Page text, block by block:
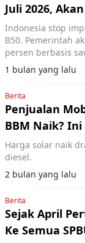
Juli 2026,
Indonesia stop
B50. Pemerintah
persen berbasis
memperkuat
1 bulan yang lalu
Berita
Penjualan
BBM Naik?
Harga solar naik
diesel.
2 bulan yang lalu
Berita
Sejak April
Ke Semua